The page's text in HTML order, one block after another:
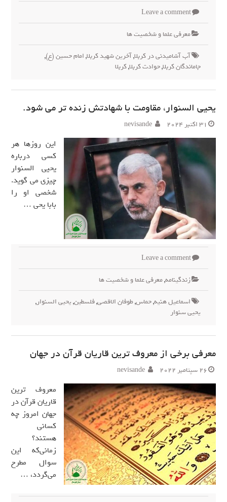
Leave a comment
معرفی علما و شخصیت ها
آب آشامیدنی در کربلا,آخرین شهید کربلا,امام حسین (ع),
جاماندگان کربلا,حوادث کربلا,کربلا
یحیی السنوار، مقاومت با شهادتش زنده تر می شود.
31 اکتبر 2024 nevisande
این روزها هر
کسی درباره
یحیی السنوار
چیزی می گوید.
شخصی او را
بابا یحی …
Leave a comment
زندگینامه,معرفی علما و شخصیت ها
اسماعیل هنیه,حماس,طوفان الاقصی,فلسطین,یحیی السنوار,
یحیی سنوار
معرفی برخی از معروف ترین قاریان قرآن در جهان
26 سپتامبر 2022 nevisande
معروف ترین
قاریان قرآن در
جهان امروز چه
کسانی
هستند؟
زمانی‌که این
سوال مطرح
می‌گردد، …